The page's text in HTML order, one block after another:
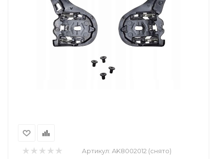
Артикул: AK8002012 (снято)